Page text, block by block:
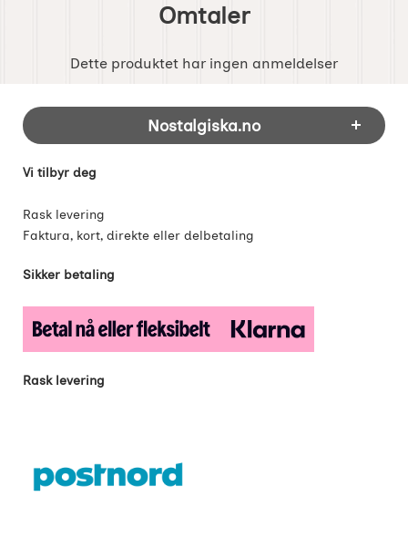
Omtaler
Dette produktet har ingen anmeldelser
Footer-innhold Blandet informasjon og
Nostalgiska.no
Vi tilbyr deg
Rask levering
Faktura, kort, direkte eller delbetaling
Sikker betaling
Rask levering